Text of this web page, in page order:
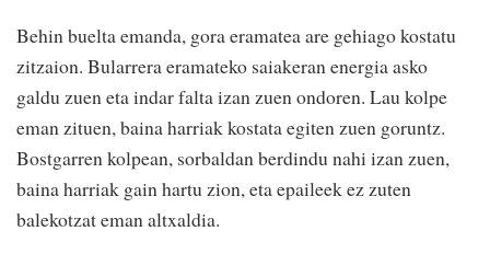
Behin buelta emanda, gora eramatea are gehiago kostatu
zitzaion. Bularrera eramateko saiakeran energia asko
galdu zuen eta indar falta izan zuen ondoren. Lau kolpe
eman zituen, baina harriak kostata egiten zuen goruntz.
Bostgarren kolpean, sorbaldan berdindu nahi izan zuen,
baina harriak gain hartu zion, eta epaileek ez zuten
balekotzat eman altxaldia.